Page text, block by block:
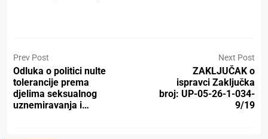
Prev Post
Odluka o politici nulte
tolerancije prema
djelima seksualnog
uznemiravanja i…
Next Post
ZAKLJUČAK o
ispravci Zaključka
broj: UP-05-26-1-034-
9/19